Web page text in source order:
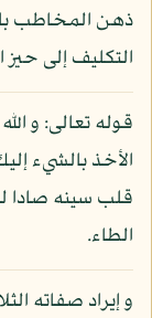
ذهن المخاطب
التكليف إلى
قوله تعالى: و
الأخذ بالشيء
قلب سينه صادا
الطاء.
و إيراد صفاته